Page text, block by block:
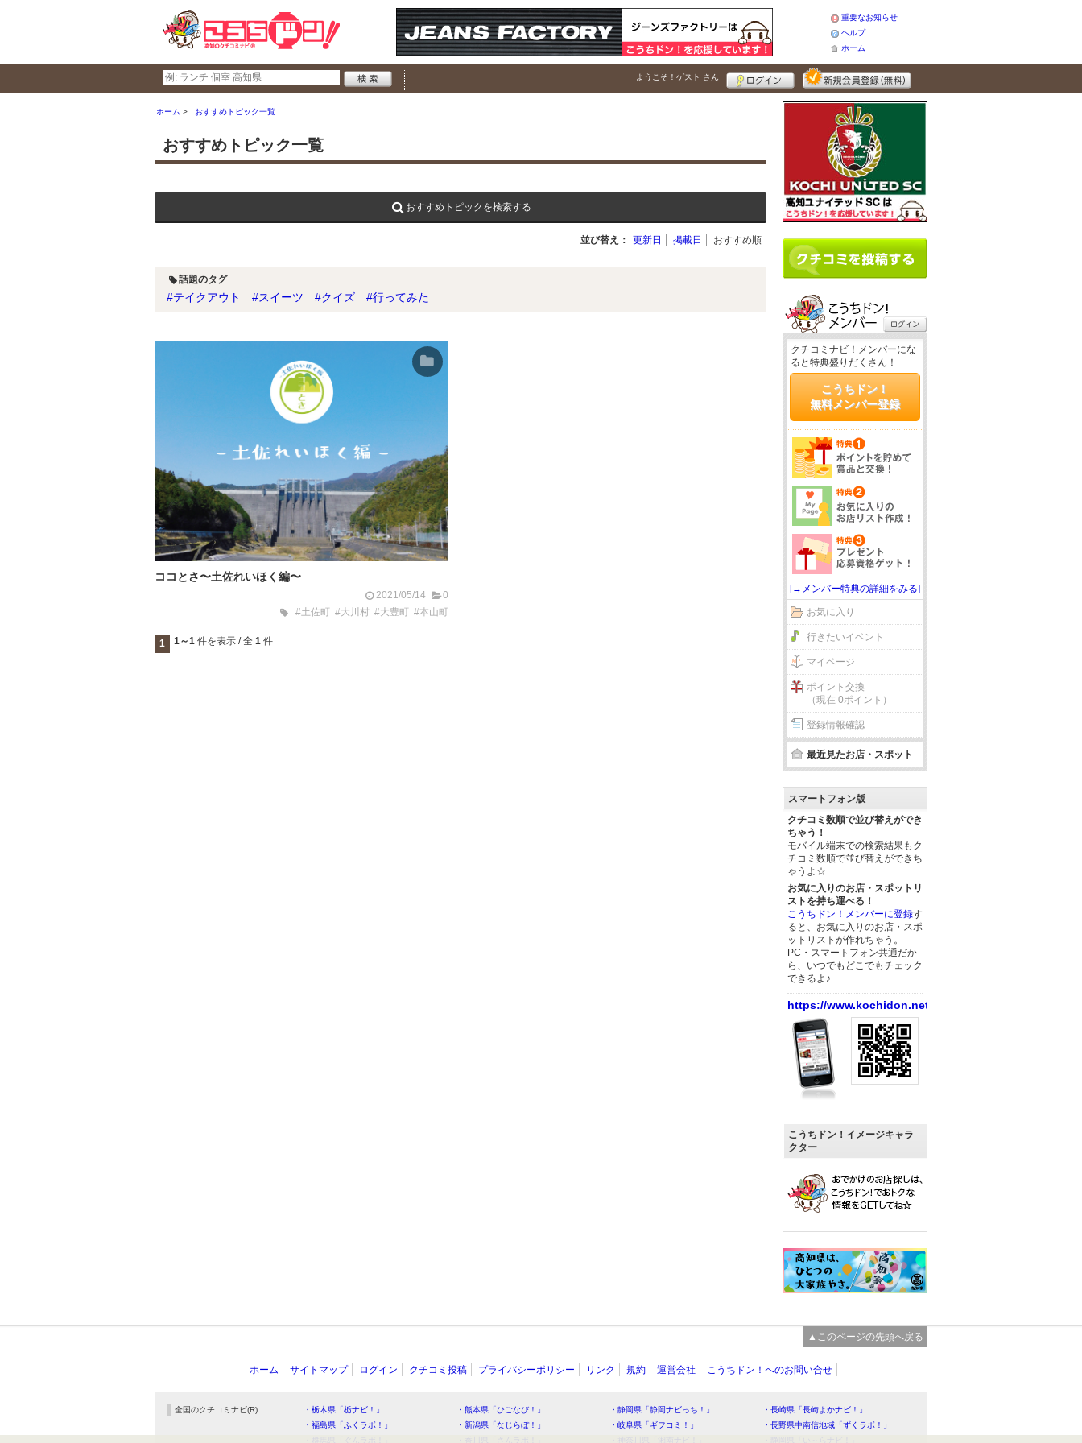
重要なお知らせ
ヘルプ
ホーム
ようこそ！ ゲスト さん
ホーム おすすめトピック一覧
おすすめトピック一覧
おすすめトピックを検索する
並び替え： 更新日 掲載日 おすすめ順
話題のタグ
#テイクアウト #スイーツ #クイズ #行ってみた
ココとさ〜土佐れいほく編〜
2021/05/14
0
#土佐町 #大川村 #大豊町 #本山町
1 1～1 件を表示 / 全 1 件
クチコミナビ！メンバーにな
ると特典盛りだくさん！
こうちドン！
無料メンバー登録
[→メンバー特典の詳細をみる]
お気に入り
行きたいイベント
マイページ
ポイント交換
（現在 0ポイント）
登録情報確認
最近見たお店・スポット
スマートフォン版
クチコミ数順で並び替えができ
ちゃう！
モバイル端末での検索結果もク
チコミ数順で並び替えができち
ゃうよ☆
お気に入りのお店・スポットリ
ストを持ち運べる！
こうちドン！メンバーに登録す
ると、お気に入りのお店・スポ
ットリストが作れちゃう。
PC・スマートフォン共通だか
ら、いつでもどこでもチェック
できるよ♪
https://www.kochidon.net/
こうちドン！イメージキャラ
クター
▲このページの先頭へ戻る
ホーム サイトマップ ログイン クチコミ投稿 プライバシーポリシー リンク 規約 運営会社 こうちドン！へのお問い合せ
全国のクチコミナビ(R) ・栃木県「栃ナビ！」 ・熊本県「ひごなび！」 ・静岡県「静岡ナビっち！」
・長崎県「長崎よかナビ！」
・福島県「ふくラボ！」
・新潟県「なじらぼ！」 ・岐阜県「ギフコミ！」
・長野県中南信地域「ずくラボ！」